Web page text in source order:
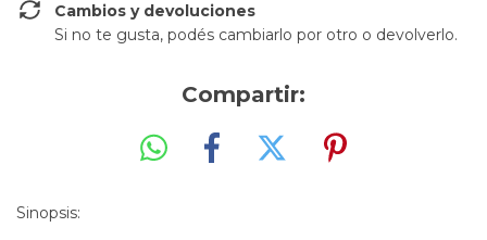
Cambios y devoluciones
Si no te gusta, podés cambiarlo por otro o devolverlo.
Compartir:
Sinopsis: